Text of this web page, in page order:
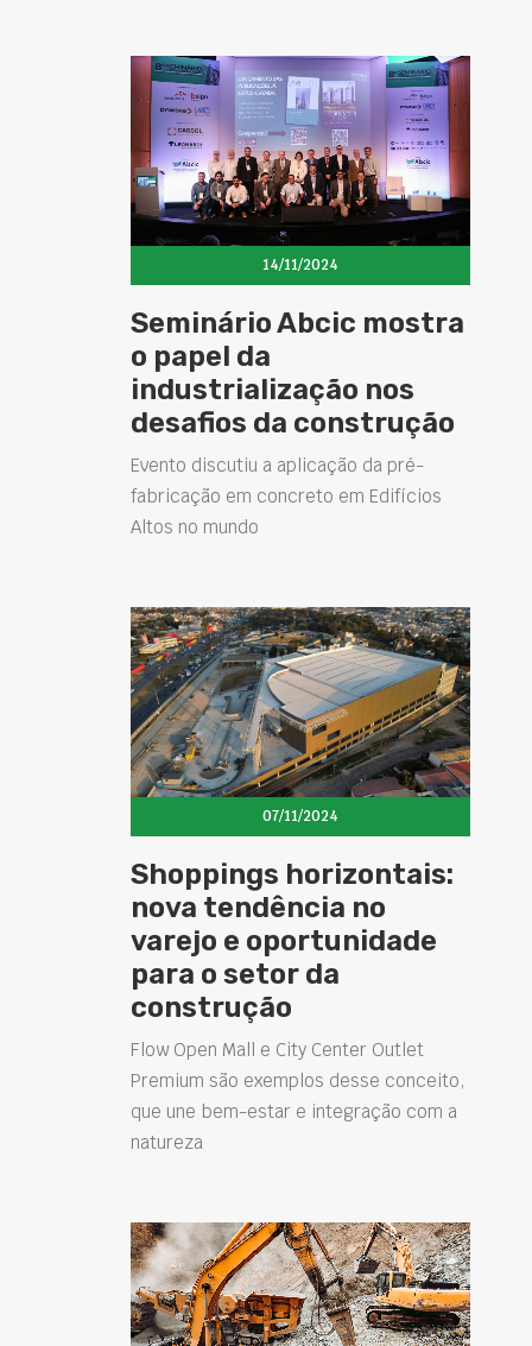
14/11/2024
Seminário Abcic mostra
o papel da
industrialização nos
desafios da construção
Evento discutiu a aplicação da pré-
fabricação em concreto em Edifícios
Altos no mundo
07/11/2024
Shoppings horizontais:
nova tendência no
varejo e oportunidade
para o setor da
construção
Flow Open Mall e City Center Outlet
Premium são exemplos desse conceito,
que une bem-estar e integração com a
natureza